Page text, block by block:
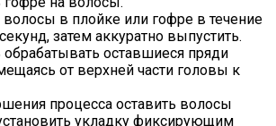
в плойке или гофре в течение
затем аккуратно выпустить.
оставшиеся пряди
от верхней части головы к
процесса оставить волосы
укладку фиксирующим